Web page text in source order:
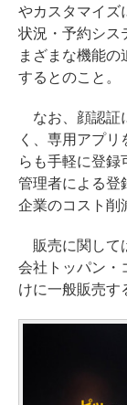
やカスタマイズ
状況・予約シス
まざまな機能の
するとのこと。
なお、顔認証
く、専用アプ
らも手軽に登録
管理者による登
企業のコスト削
販売に関して
会社トッパン・
けに一般販売す